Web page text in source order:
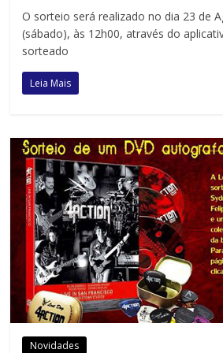
O sorteio será realizado no dia 23 de
(sábado), às 12h00, através do
sorteado
Leia Mais
Novidades